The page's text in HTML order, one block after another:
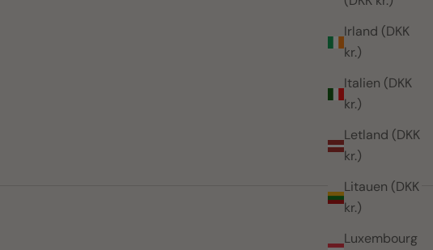
Irland (DKK
kr.)
Italien (DKK
kr.)
Letland (DKK
kr.)
Litauen (DKK
kr.)
Luxembourg